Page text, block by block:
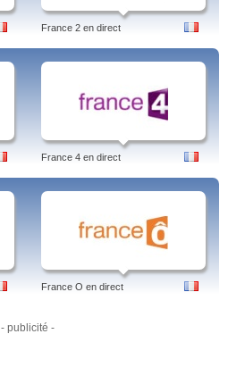
France 2 en direct
France 4 en direct
France O en direct
- publicité -